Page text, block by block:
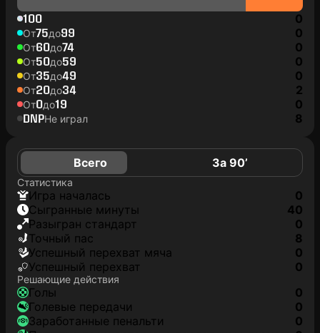
100 0
От75до99 0
От60до74 0
От50до59 0
От35до49 0
От20до34 2
От0до19 0
DNPНе играл 8
Всего За 90’
Статистика
игра началась
0
сыгранные минуты
40
разыгран стандарт
0
точный пас
8
успешный перехват мяча
0
успешный перехват
0
Решающие действия
голы
0
голевые передачи
0
заработанные пенальти
0